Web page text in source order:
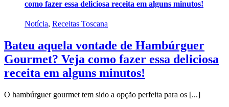
como fazer essa deliciosa receita em alguns minutos!
Notícia, Receitas Toscana
Bateu aquela vontade de Hambúrguer
Gourmet? Veja como fazer essa deliciosa
receita em alguns minutos!
O hambúrguer gourmet tem sido a opção perfeita para os [...]